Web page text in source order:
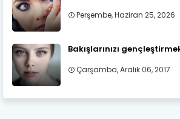
Perşembe, Haziran 25, 2026
Bakışlarınızı
Çarşamba, Aralık 06, 2017